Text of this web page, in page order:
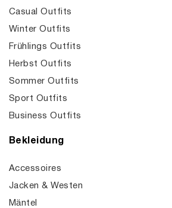
Casual Outfits
Winter Outfits
Frühlings Outfits
Herbst Outfits
Sommer Outfits
Sport Outfits
Business Outfits
Bekleidung
Accessoires
Jacken & Westen
Mäntel